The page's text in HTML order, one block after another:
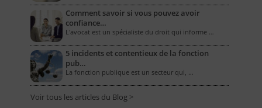
Comment savoir si vous pouvez avoir
confiance…
L'avocat est un spécialiste du droit qui informe …
5 incidents et contentieux de la fonction
pub…
La fonction publique est un secteur qui, …
Voir tous les articles du Blog >